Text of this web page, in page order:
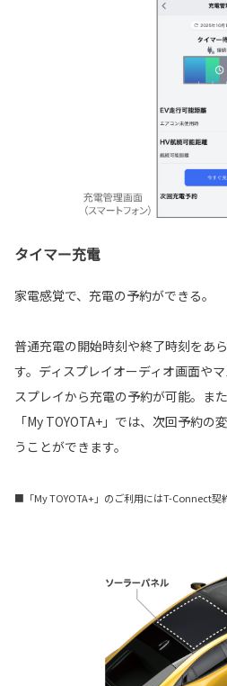
タイマー充電
家電感覚で、充電の予約ができる。
普通充電の開始時刻や終了時刻をあ
す。ディスプレイオーディオ画面や
スプレイから充電の予約が可能。ま
「My TOYOTA+」では、次回予約
うことができます。
■「My TOYOTA+」のご利用にはT-Connect契